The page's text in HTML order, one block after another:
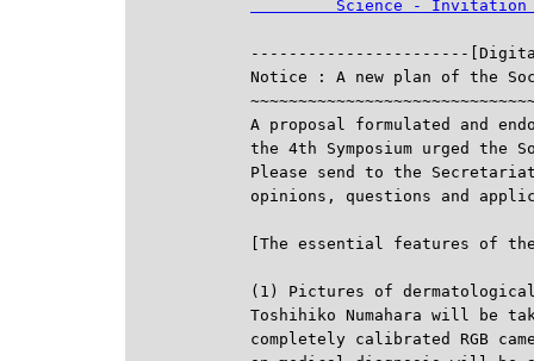
Science - Invitation
-----------------------
Notice : A new plan of the
A proposal formulated and
the 4th Symposium urged the
Please send to the
opinions, questions and
[The essential features of
(1) Pictures of
Toshihiko Numahara will be
completely calibrated RGB